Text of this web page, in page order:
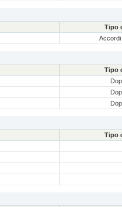
Tipo
Accordi
Tipo
Tipo